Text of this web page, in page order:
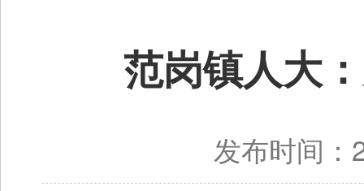
范岗镇人大
发布时间